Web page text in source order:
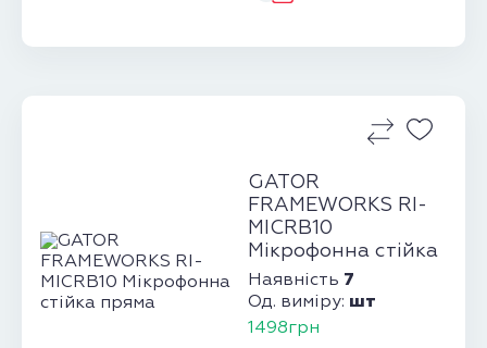
GATOR
FRAMEWORKS RI-
MICRB10
Мікрофонна стійка
пряма
Наявність 7
Од. виміру: шт
1498грн